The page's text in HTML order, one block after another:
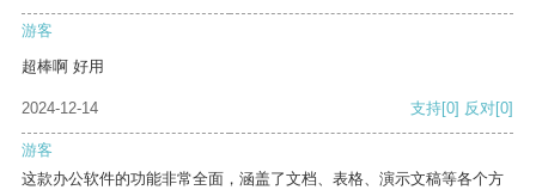
游客
超棒啊 好用
2024-12-14 支持[0] 反对[0]
游客
这款办公软件的功能非常全面，涵盖了文档、表格、演示文稿等各个方